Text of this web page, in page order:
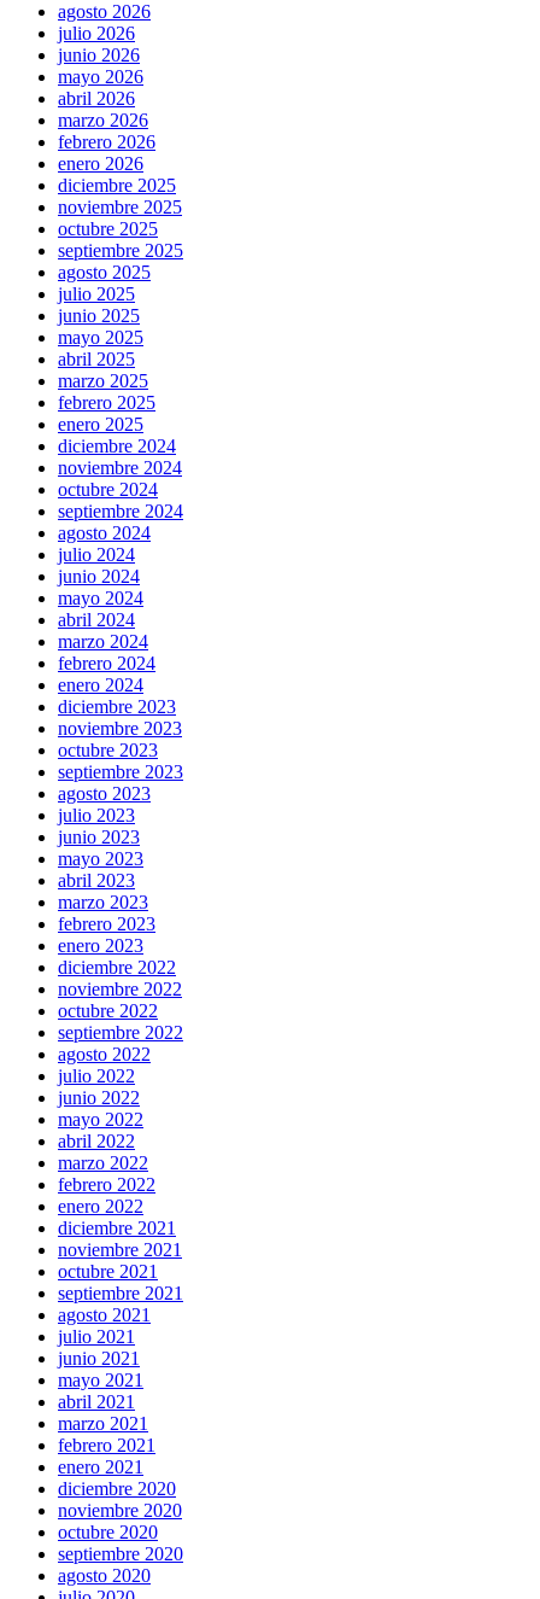
agosto 2026
julio 2026
junio 2026
mayo 2026
abril 2026
marzo 2026
febrero 2026
enero 2026
diciembre 2025
noviembre 2025
octubre 2025
septiembre 2025
agosto 2025
julio 2025
junio 2025
mayo 2025
abril 2025
marzo 2025
febrero 2025
enero 2025
diciembre 2024
noviembre 2024
octubre 2024
septiembre 2024
agosto 2024
julio 2024
junio 2024
mayo 2024
abril 2024
marzo 2024
febrero 2024
enero 2024
diciembre 2023
noviembre 2023
octubre 2023
septiembre 2023
agosto 2023
julio 2023
junio 2023
mayo 2023
abril 2023
marzo 2023
febrero 2023
enero 2023
diciembre 2022
noviembre 2022
octubre 2022
septiembre 2022
agosto 2022
julio 2022
junio 2022
mayo 2022
abril 2022
marzo 2022
febrero 2022
enero 2022
diciembre 2021
noviembre 2021
octubre 2021
septiembre 2021
agosto 2021
julio 2021
junio 2021
mayo 2021
abril 2021
marzo 2021
febrero 2021
enero 2021
diciembre 2020
noviembre 2020
octubre 2020
septiembre 2020
agosto 2020